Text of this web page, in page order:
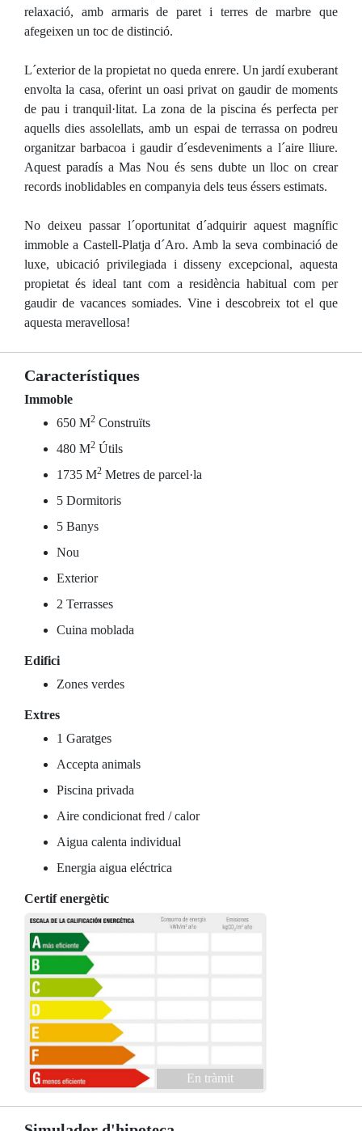
relaxació, amb armaris de paret i terres de marbre que
afegeixen un toc de distinció.
L´exterior de la propietat no queda enrere. Un jardí exuberant
envolta la casa, oferint un oasi privat on gaudir de moments
de pau i tranquil·litat. La zona de la piscina és perfecta per
aquells dies assolellats, amb un espai de terrassa on podreu
organitzar barbacoa i gaudir d´esdeveniments a l´aire lliure.
Aquest paradís a Mas Nou és sens dubte un lloc on crear
records inoblidables en companyia dels teus éssers estimats.
No deixeu passar l´oportunitat d´adquirir aquest magnífic
immoble a Castell-Platja d´Aro. Amb la seva combinació de
luxe, ubicació privilegiada i disseny excepcional, aquesta
propietat és ideal tant com a residència habitual com per
gaudir de vacances somiades. Vine i descobreix tot el que
aquesta meravellosa!
Característiques
Immoble
650 M2 Construïts
480 M2 Útils
1735 M2 Metres de parcel·la
5 Dormitoris
5 Banys
Nou
Exterior
2 Terrasses
Cuina moblada
Edifici
Zones verdes
Extres
1 Garatges
Accepta animals
Piscina privada
Aire condicionat fred / calor
Aigua calenta individual
Energia aigua eléctrica
Certif energètic
En tràmit